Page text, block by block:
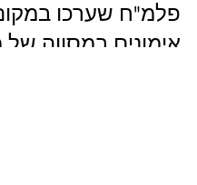
פלמ"ח שערכו
אימונים במסווה